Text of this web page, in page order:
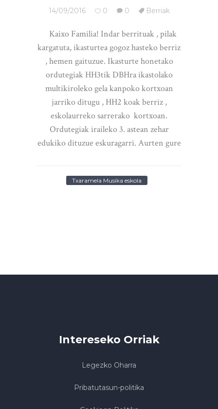
14/09/2016 0 0 Berriak
Kaixo Familia! Indar berrituak , pilak
kargatuta, ikasturtea gogoz hasteko berriz
, hemen gaituzue. Ikasturte honetako
ordutegiak HH3tik DBHra ikastolako
multikiroleko gela kanpoko kortxoan
jarriko ditugu , HH2 koak berriz ,
eskolaurreko sarrerako kortxoan.
Ordutegiak iraileko 3. astean zehar
edukiko dituzue eskuragarri. Aurten gure
Txaramela Musika eskola
Intereseko Orriak
Legezko Oharra
Pribatutasun-politika